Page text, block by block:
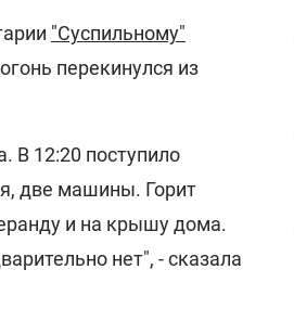
"Суспильному"
перекинулся из
В 12:20 поступило
две машины. Горит
и на крышу дома.
нет", - сказала